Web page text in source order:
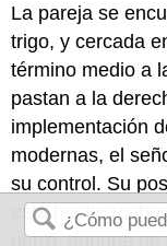
La pareja se
trigo, y cercada
término medio a
pastan a la
implementación
modernas, el
su control. Su
está hecho y
perro, aunque